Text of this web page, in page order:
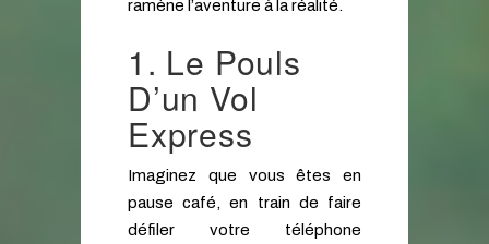
ramène l’aventure à la réalité.
1. Le Pouls
D’un Vol
Express
Imaginez que vous êtes en
pause café, en train de faire
défiler votre téléphone